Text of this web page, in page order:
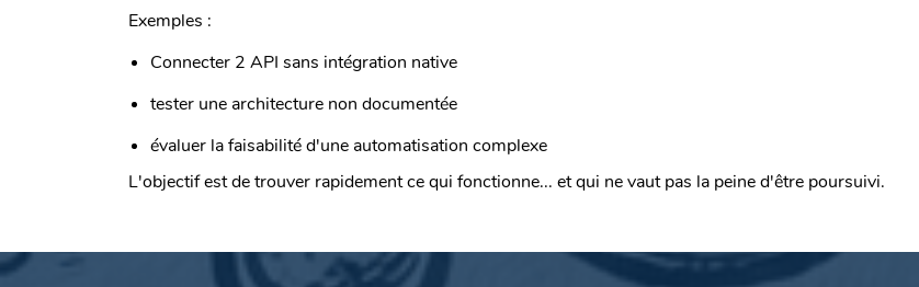
Exemples :
Connecter 2 API sans intégration native
tester une architecture non documentée
évaluer la faisabilité d'une automatisation complexe
L'objectif est de trouver rapidement ce qui fonctionne... et qui ne vaut pas la peine d'être poursuivi.